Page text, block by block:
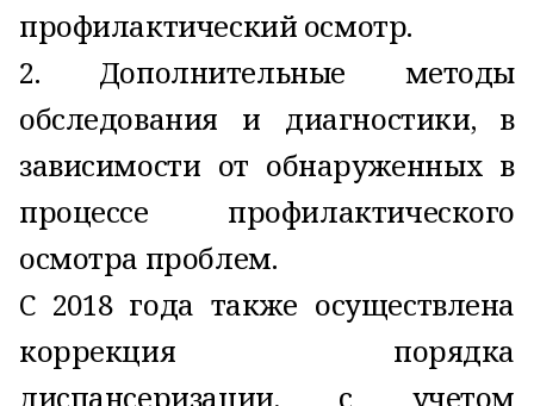
профилактический осмотр.
2. Дополнительные методы
обследования и диагностики, в
зависимости от обнаруженных в
процессе профилактического
осмотра проблем.
C 2018 года также осуществлена
коррекция порядка
диспансеризации, с учетом